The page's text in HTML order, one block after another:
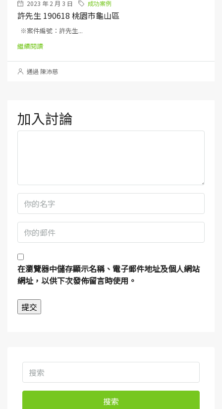
2023 年 2 月 3 日 成功案例
許先生 190618 桃園市龜山區
※案件編號：許先生...
繼續閱讀
通過 陳沛慈
加入討論
在瀏覽器中儲存顯示名稱、電子郵件地址及個人網站
網址，以供下次發佈留言時使用。
搜索